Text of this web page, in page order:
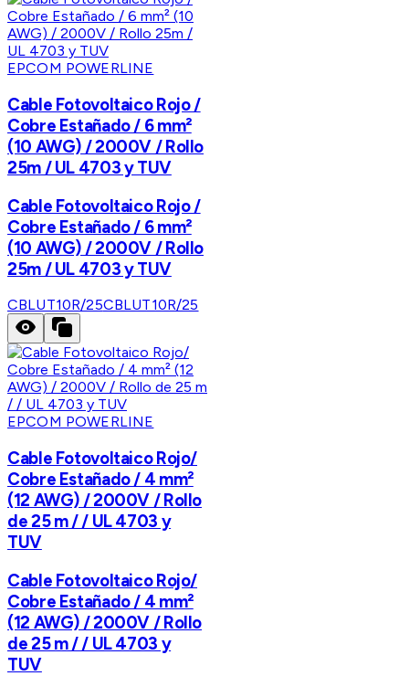
EPCOM POWERLINE
Cable Fotovoltaico Rojo /
Cobre Estañado / 6 mm²
(10 AWG) / 2000V / Rollo
25m / UL 4703 y TUV
Cable Fotovoltaico Rojo /
Cobre Estañado / 6 mm²
(10 AWG) / 2000V / Rollo
25m / UL 4703 y TUV
CBLUT10R/25CBLUT10R/25
EPCOM POWERLINE
Cable Fotovoltaico Rojo/
Cobre Estañado / 4 mm²
(12 AWG) / 2000V / Rollo
de 25 m / / UL 4703 y
TUV
Cable Fotovoltaico Rojo/
Cobre Estañado / 4 mm²
(12 AWG) / 2000V / Rollo
de 25 m / / UL 4703 y
TUV